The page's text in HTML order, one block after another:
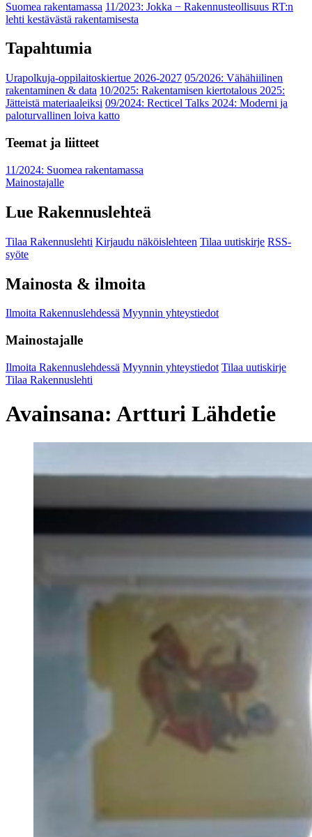
Suomea rakentamassa 11/2023: Jokka − Rakennusteollisuus RT:n
lehti kestävästä rakentamisesta
Tapahtumia
Urapolkuja-oppilaitoskiertue 2026-2027 05/2026: Vähähiilinen
rakentaminen & data 10/2025: Rakentamisen kiertotalous 2025:
Jätteistä materiaaleiksi 09/2024: Recticel Talks 2024: Moderni ja
paloturvallinen loiva katto
Teemat ja liitteet
11/2024: Suomea rakentamassa
Mainostajalle
Lue Rakennuslehteä
Tilaa Rakennuslehti Kirjaudu näköislehteen Tilaa uutiskirje RSS-
syöte
Mainosta & ilmoita
Ilmoita Rakennuslehdessä Myynnin yhteystiedot
Mainostajalle
Ilmoita Rakennuslehdessä Myynnin yhteystiedot Tilaa uutiskirje
Tilaa Rakennuslehti
Avainsana: Artturi Lähdetie